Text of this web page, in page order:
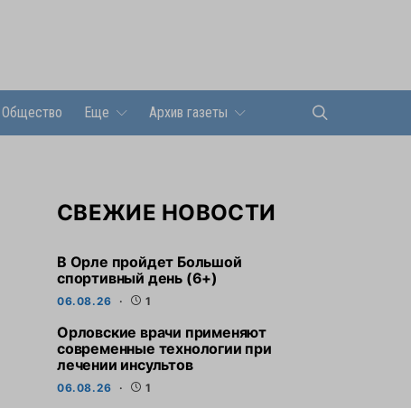
Общество Еще Архив газеты
СВЕЖИЕ НОВОСТИ
В Орле пройдет Большой
спортивный день (6+)
06.08.26 1
Орловские врачи применяют
современные технологии при
лечении инсультов
06.08.26 1